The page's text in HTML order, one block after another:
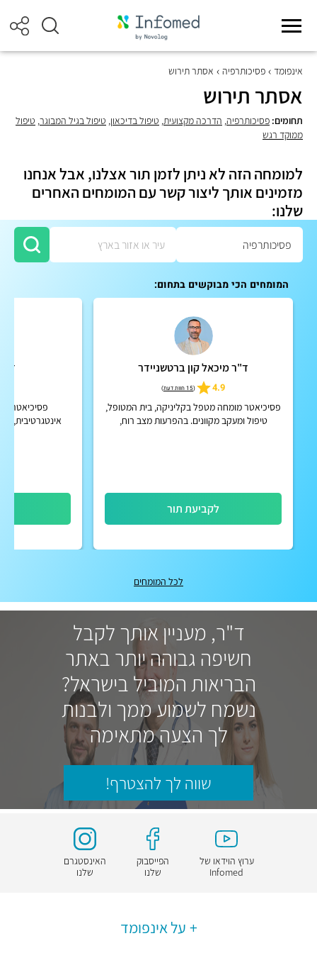
אינפומד פסיכותרפיה אסתר תירוש
אסתר תירוש
תחומים: פסיכותרפיה, הדרכה מקצועית, טיפול בדיכאון, טיפול בגיל המבוגר, טיפול
ממוקד רגש
למומחה הזה לא ניתן לזמן תור אצלנו, אבל אנחנו
מזמינים אותך ליצור קשר עם המומחים האחרים
שלנו:
המומחים הכי מבוקשים בתחום:
ד"ר מיכאל קון ברטשניידר
4.9
(15 חוות דעת )
פסיכיאטר מומחה מטפל בקליניקה, בית המטופל,
טיפול ומעקב מקוונים. בהפרעות מצב רוח,
לקביעת תור
אינטגרטיבית,
לכל המומחים
ד"ר, מעניין אותך לקבל
חשיפה גבוהה יותר באתר
הבריאות המוביל בישראל?
נשמח לשמוע ממך ולבנות
לך הצעה מתאימה
שווה לך להצטרף!
ערוץ הוידאו של
Infomed
הפייסבוק
שלנו
האינסטגרם
שלנו
על אינפומד